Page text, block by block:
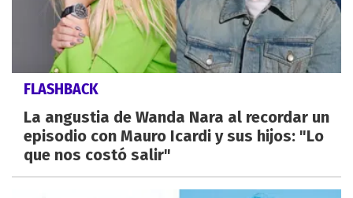
FLASHBACK
La angustia de Wanda Nara al recordar un
episodio con Mauro Icardi y sus hijos: "Lo
que nos costó salir"